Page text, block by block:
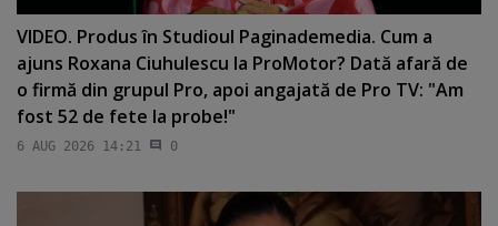
VIDEO. Produs în Studioul Paginademedia. Cum a
ajuns Roxana Ciuhulescu la ProMotor? Dată afară de
o firmă din grupul Pro, apoi angajată de Pro TV: "Am
fost 52 de fete la probe!"
6 AUG 2026 14:21 0